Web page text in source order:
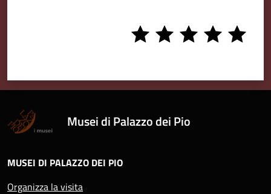
5
stars
4
stars
3
stars
2
stars
1
stars
Musei di Palazzo dei Pio
MUSEI DI PALAZZO DEI PIO
Organizza la visita